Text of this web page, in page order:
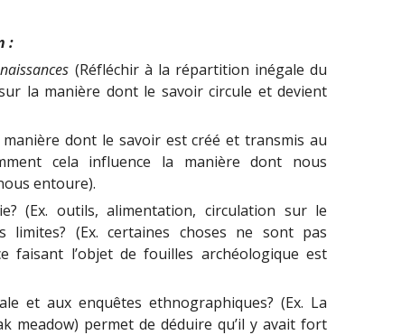
:
(Réfléchir à la répartition inégale du
la manière dont le savoir circule et devient
dont le savoir est créé et transmis au
cela influence la manière dont nous
entoure).
(Ex. outils, alimentation, circulation sur le
(Ex. certaines choses ne sont pas
faisant l’objet de fouilles archéologique est
et aux enquêtes ethnographiques? (Ex. La
meadow) permet de déduire qu’il y avait fort